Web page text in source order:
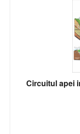
Circuitul apei